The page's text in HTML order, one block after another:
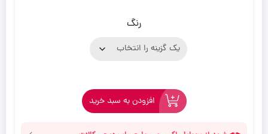
رنگ
افزودن به سبد خرید